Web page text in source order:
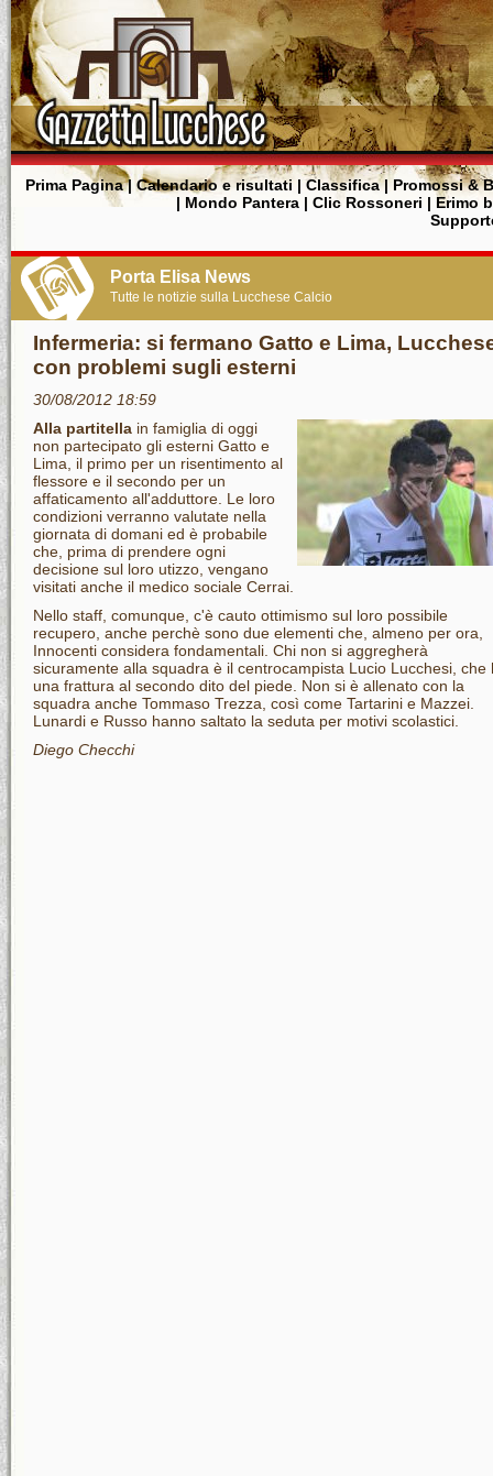
Prima Pagina| Calendario e risultati | Classifica|Promossi &
| Mondo Pantera| Clic Rossoneri | Erimo
Porta Elisa News
Tutte le notizie sulla Lucchese Calcio
Infermeria: si fermano Gatto e Lima,
con problemi sugli esterni
30/08/2012 18:59
Alla partitella in famiglia di oggi
non partecipato gli esterni Gatto e
Lima, il primo per un risentimento al
flessore e il secondo per un
affaticamento all'adduttore. Le loro
condizioni verranno valutate nella
giornata di domani ed è probabile
che, prima di prendere ogni
decisione sul loro utizzo, vengano
visitati anche il medico sociale Cerrai.
Nello staff, comunque, c'è cauto ottimismo sul loro possibile
recupero, anche perchè sono due elementi che, almeno per ora,
Innocenti considera fondamentali. Chi non si aggregherà
sicuramente alla squadra è il centrocampista Lucio Lucchesi, che
una frattura al secondo dito del piede. Non si è allenato con la
squadra anche Tommaso Trezza, così come Tartarini e Mazzei.
Lunardi e Russo hanno saltato la seduta per motivi scolastici.
Diego Checchi